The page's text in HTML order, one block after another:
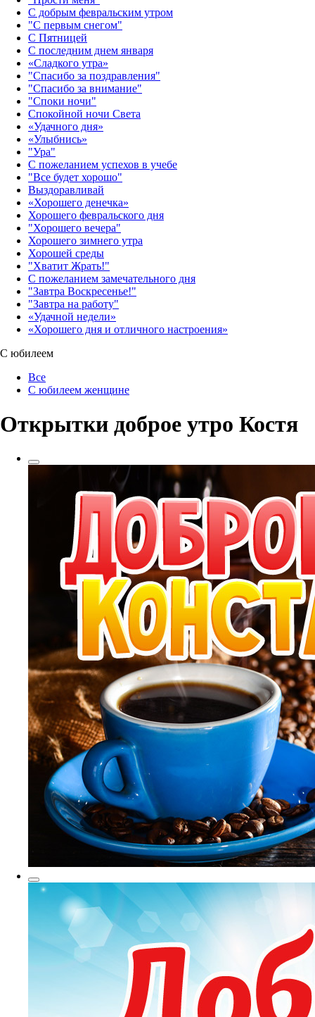
С добрым февральским утром
"С первым снегом"
С Пятницей
С последним днем января
«Сладкого утра»‎
"Спасибо за поздравления"
"Спасибо за внимание"
"Споки ночи"
Спокойной ночи Света
«Удачного дня»‎
«Улыбнись»‎
"Ура"
С пожеланием успехов в учебе
"Все будет хорошо"
Выздоравливай
«‎Хорошего денечка»‎
Хорошего февральского дня
"Хорошего вечера"
Хорошего зимнего утра
Хорошей среды
"Хватит Жрать!"
С пожеланием замечательного дня
"Завтра Воскресенье!"
"Завтра на работу"
«Удачной недели»‎
«Хорошего дня и отличного настроения»‎
С юбилеем
Все
С юбилеем женщине
Открытки доброе утро Костя